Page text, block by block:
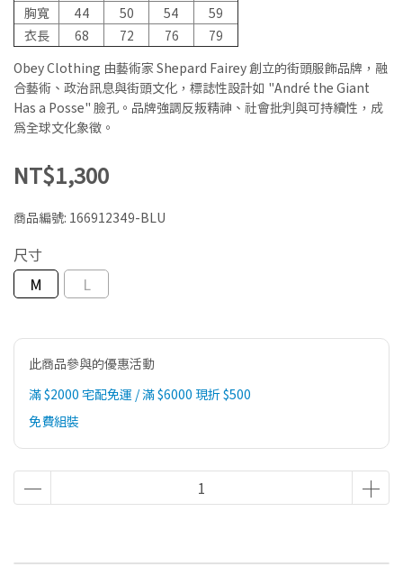
胸寬
44 50 54
59
衣長
68 72 76
79
Obey Clothing 由藝術家 Shepard Fairey 創立的街頭服飾品牌，融
合藝術、政治訊息與街頭文化，標誌性設計如 "André the Giant
Has a Posse" 臉孔。品牌強調反叛精神、社會批判與可持續性，成
為全球文化象徵。
NT$1,300
商品編號: 166912349-BLU
尺寸
M
L
此商品參與的優惠活動
滿 $2000 宅配免運 / 滿 $6000 現折 $500
免費組裝